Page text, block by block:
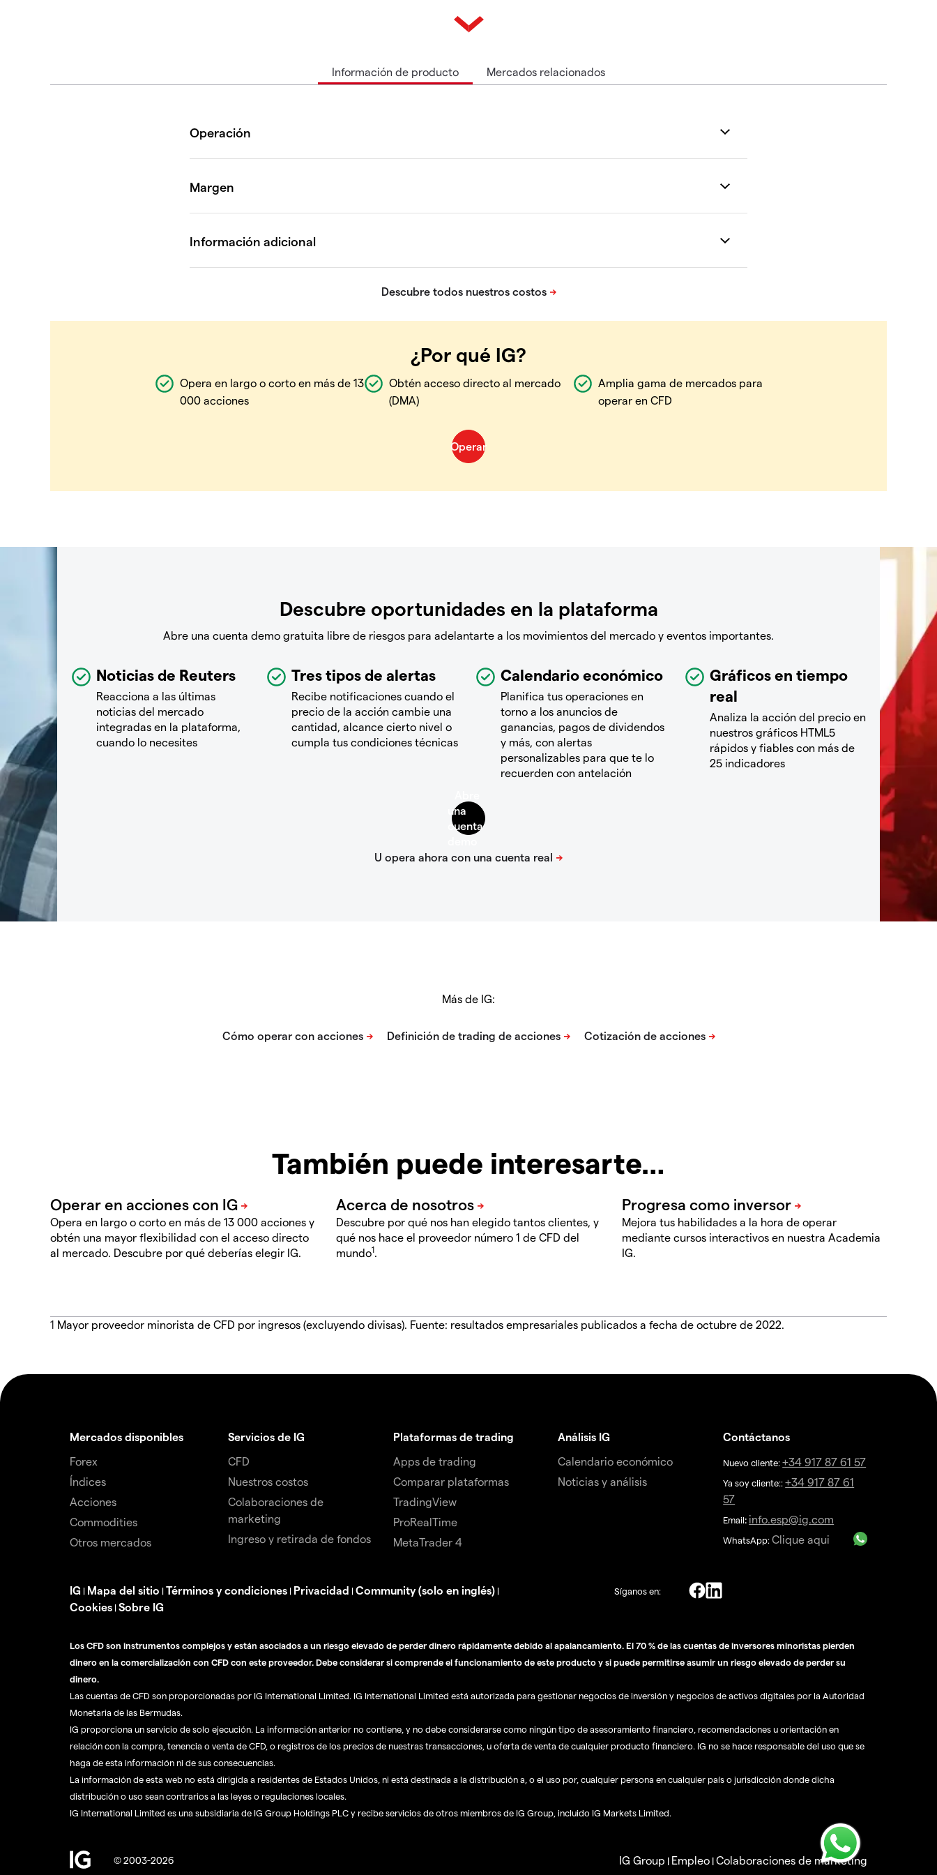
Información de producto Mercados relacionados
¿Por qué IG?
Opera en largo o corto en más de 13
000 acciones
Obtén acceso directo al mercado
(DMA)
Amplia gama de mercados para
operar en CFD
Descubre oportunidades en la plataforma
Abre una cuenta demo gratuita libre de riesgos para adelantarte a los movimientos del mercado y eventos importantes.
Noticias de Reuters
Reacciona a las últimas
noticias del mercado
integradas en la plataforma,
cuando lo necesites
Tres tipos de alertas
Recibe notificaciones cuando el
precio de la acción cambie una
cantidad, alcance cierto nivel o
cumpla tus condiciones técnicas
Calendario económico
Planifica tus operaciones en
torno a los anuncios de
ganancias, pagos de dividendos
y más, con alertas
personalizables para que te lo
recuerden con antelación
Gráficos en tiempo
real
Analiza la acción del precio en
nuestros gráficos HTML5
rápidos y fiables con más de
25 indicadores
Más de IG:
También puede interesarte…
Opera en largo o corto en más de 13 000 acciones y
obtén una mayor flexibilidad con el acceso directo
al mercado. Descubre por qué deberías elegir IG.
Descubre por qué nos han elegido tantos clientes, y
qué nos hace el proveedor número 1 de CFD del
mundo1.
Mejora tus habilidades a la hora de operar
mediante cursos interactivos en nuestra Academia
IG.
1 Mayor proveedor minorista de CFD por ingresos (excluyendo divisas). Fuente: resultados empresariales publicados a fecha de octubre de 2022.
Mercados disponibles
Forex
Índices
Acciones
Commodities
Otros mercados
Servicios de IG
CFD
Nuestros costos
Colaboraciones de
marketing
Ingreso y retirada de fondos
Plataformas de trading
Apps de trading
Comparar plataformas
TradingView
ProRealTime
MetaTrader 4
Análisis IG
Calendario económico
Noticias y análisis
Contáctanos
Nuevo cliente:+34 917 87 61 57
Ya soy cliente::+34 917 87 61
57
Email: info.esp@ig.com
WhatsApp:Clique aqui
IG | Mapa del sitio | Términos y condiciones | Privacidad | Community (solo en inglés) |
Cookies | Sobre IG
Síganos en:
Los CFD son instrumentos complejos y están asociados a un riesgo elevado de perder dinero rápidamente debido al apalancamiento. El 70 % de las cuentas de inversores minoristas pierden
dinero en la comercialización con CFD con este proveedor. Debe considerar si comprende el funcionamiento de este producto y si puede permitirse asumir un riesgo elevado de perder su
dinero.
Las cuentas de CFD son proporcionadas por IG International Limited. IG International Limited está autorizada para gestionar negocios de inversión y negocios de activos digitales por la Autoridad
Monetaria de las Bermudas.
IG proporciona un servicio de solo ejecución. La información anterior no contiene, y no debe considerarse como ningún tipo de asesoramiento financiero, recomendaciones u orientación en
relación con la compra, tenencia o venta de CFD, o registros de los precios de nuestras transacciones, u oferta de venta de cualquier producto financiero. IG no se hace responsable del uso que se
haga de esta información ni de sus consecuencias.
La información de esta web no está dirigida a residentes de Estados Unidos, ni está destinada a la distribución a, o el uso por, cualquier persona en cualquier país o jurisdicción donde dicha
distribución o uso sean contrarios a las leyes o regulaciones locales.
IG International Limited es una subsidiaria de IG Group Holdings PLC y recibe servicios de otros miembros de IG Group, incluido IG Markets Limited.
© 2003-2026 IG Group | Empleo |Colaboraciones de marketing